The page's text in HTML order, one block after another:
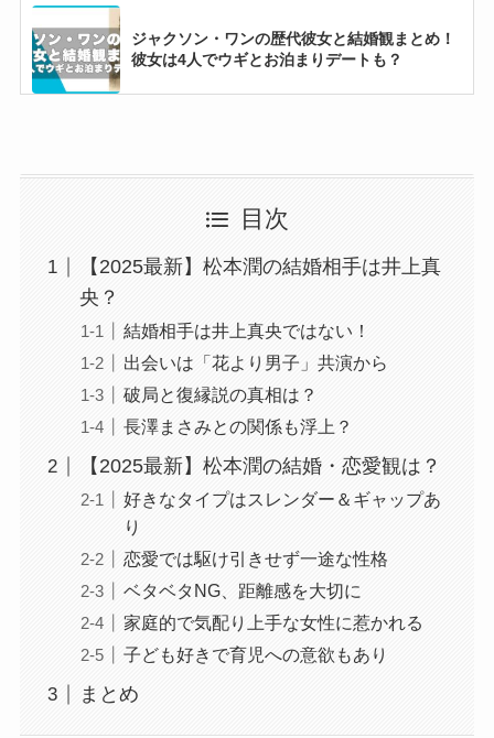
ジャクソン・ワンの歴代彼女と結婚観まとめ！
彼女は4人でウギとお泊まりデートも？
選！100万超えのシャネルの腕時計も？
田中樹が彼女に求める条件9選！浮気性で縛ら
れたくない自由恋愛主義者？
【2025最新】森本慎太郎の歴代彼女12選！森川
葵との匂わせ炎上がやばい！
日プは落ちたがノノガでメインラッパーに！
【ボイプラ2】参加者一覧を年齢順で紹介！日
本人はユメキ含め11名！
【顔画像】NewJeansダニエルはどんな両親に
目次
【2025最新】松本潤の結婚相手は井上真
央？
結婚相手は井上真央ではない！
出会いは「花より男子」共演から
破局と復縁説の真相は？
長澤まさみとの関係も浮上？
【2025最新】松本潤の結婚・恋愛観は？
好きなタイプはスレンダー＆ギャップあ
り
恋愛では駆け引きせず一途な性格
ベタベタNG、距離感を大切に
家庭的で気配り上手な女性に惹かれる
子ども好きで育児への意欲もあり
まとめ